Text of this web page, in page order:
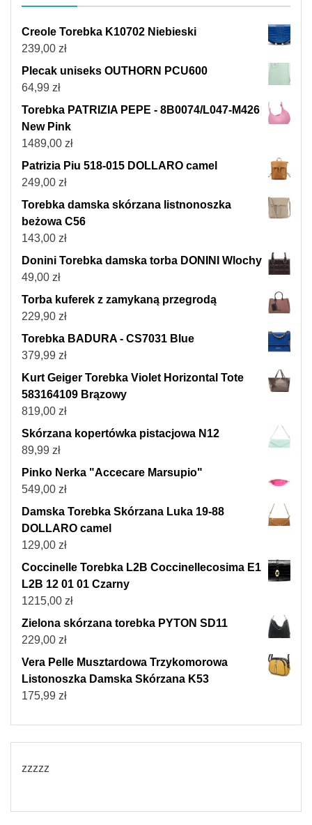
Creole Torebka K10702 Niebieski
239,00 zł
Plecak uniseks OUTHORN PCU600
64,99 zł
Torebka PATRIZIA PEPE - 8B0074/L047-M426
New Pink
1489,00 zł
Patrizia Piu 518-015 DOLLARO camel
249,00 zł
Torebka damska skórzana listnonoszka
beżowa C56
143,00 zł
Donini Torebka damska torba DONINI Wlochy
49,00 zł
Torba kuferek z zamykaną przegrodą
229,90 zł
Torebka BADURA - CS7031 Blue
379,99 zł
Kurt Geiger Torebka Violet Horizontal Tote
583164109 Brązowy
819,00 zł
Skórzana kopertówka pistacjowa N12
89,99 zł
Pinko Nerka "Accecare Marsupio"
549,00 zł
Damska Torebka Skórzana Luka 19-88
DOLLARO camel
129,00 zł
Coccinelle Torebka L2B Coccinellecosima E1
L2B 12 01 01 Czarny
1215,00 zł
Zielona skórzana torebka PYTON SD11
229,00 zł
Vera Pelle Musztardowa Trzykomorowa
Listonoszka Damska Skórzana K53
175,99 zł
zzzzz